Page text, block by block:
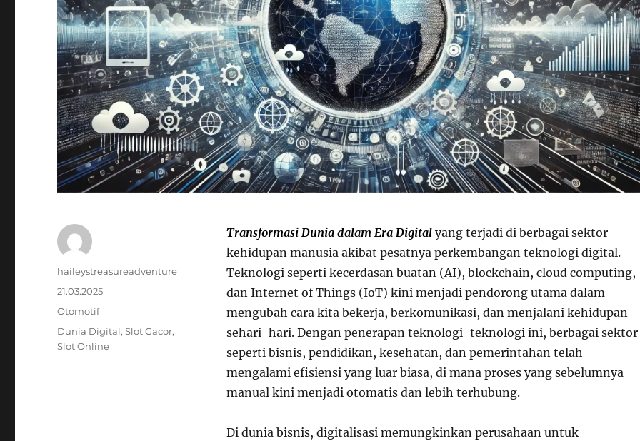
Transformasi Dunia dalam Era Digital yang terjadi di berbagai sektor
kehidupan manusia akibat pesatnya perkembangan teknologi digital.
Teknologi seperti kecerdasan buatan (AI), blockchain, cloud computing,
dan Internet of Things (IoT) kini menjadi pendorong utama dalam
mengubah cara kita bekerja, berkomunikasi, dan menjalani kehidupan
sehari-hari. Dengan penerapan teknologi-teknologi ini, berbagai sektor
seperti bisnis, pendidikan, kesehatan, dan pemerintahan telah
mengalami efisiensi yang luar biasa, di mana proses yang sebelumnya
manual kini menjadi otomatis dan lebih terhubung.
Di dunia bisnis, digitalisasi memungkinkan perusahaan untuk
Author
haileystreasureadventure
Posted
on
21.03.2025
Categories
Otomotif
Tags
Dunia Digital,Slot Gacor,
Slot Online